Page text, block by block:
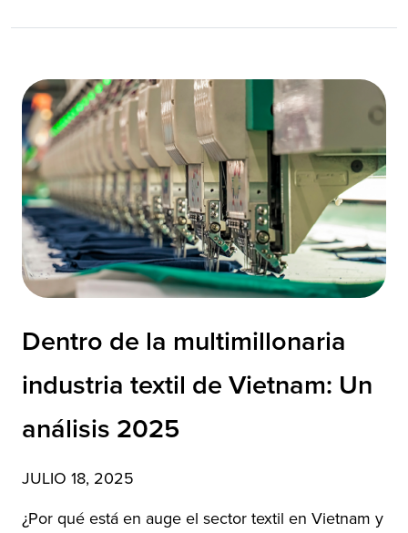
Dentro de la multimillonaria
industria textil de Vietnam: Un
análisis 2025
JULIO 18, 2025
¿Por qué está en auge el sector textil en Vietnam y